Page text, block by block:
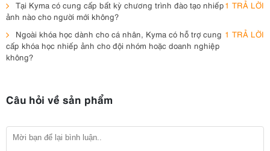
Tại Kyma có cung cấp bất kỳ chương trình đào tạo nhiếp
ảnh nào cho người mới không?
1 TRẢ LỜI
Ngoài khóa học dành cho cá nhân, Kyma có hỗ trợ cung
cấp khóa học nhiếp ảnh cho đội nhóm hoặc doanh nghiệp
không?
1 TRẢ LỜI
Câu hỏi về sản phẩm